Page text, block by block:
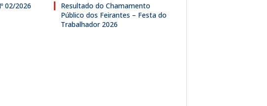
02/2026
Resultado do Chamamento
Público dos Feirantes – Festa do
Trabalhador 2026